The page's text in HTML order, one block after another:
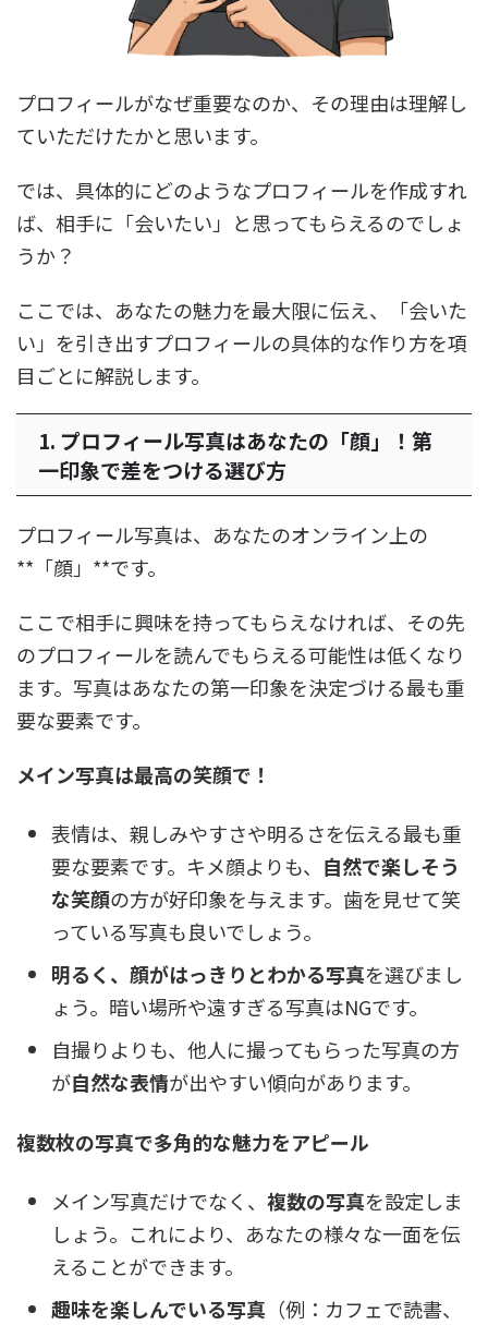
プロフィールがなぜ重要なのか、その理由は理解し
ていただけたかと思います。
では、具体的にどのようなプロフィールを作成すれ
ば、相手に「会いたい」と思ってもらえるのでしょ
うか？
ここでは、あなたの魅力を最大限に伝え、「会いた
い」を引き出すプロフィールの具体的な作り方を項
目ごとに解説します。
1. プロフィール写真はあなたの「顔」！第
一印象で差をつける選び方
プロフィール写真は、あなたのオンライン上の
**「顔」**です。
ここで相手に興味を持ってもらえなければ、その先
のプロフィールを読んでもらえる可能性は低くなり
ます。写真はあなたの第一印象を決定づける最も重
要な要素です。
メイン写真は最高の笑顔で！
表情は、親しみやすさや明るさを伝える最も重
要な要素です。キメ顔よりも、 自然で楽しそう
な笑顔の方が好印象を与えます。歯を見せて笑
っている写真も良いでしょう。
明るく、顔がはっきりとわかる写真を選びまし
ょう。暗い場所や遠すぎる写真はNGです。
自撮りよりも、他人に撮ってもらった写真の方
が自然な表情が出やすい傾向があります。
複数枚の写真で多角的な魅力をアピール
メイン写真だけでなく、 複数の写真を設定しま
しょう。これにより、あなたの様々な一面を伝
えることができます。
趣味を楽しんでいる写真 （例：カフェで読書、